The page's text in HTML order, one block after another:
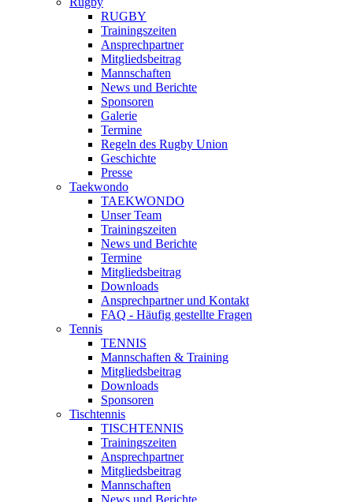
RUGBY
Trainingszeiten
Ansprechpartner
Mitgliedsbeitrag
Mannschaften
News und Berichte
Sponsoren
Galerie
Termine
Regeln des Rugby Union
Geschichte
Presse
Taekwondo
TAEKWONDO
Unser Team
Trainingszeiten
News und Berichte
Termine
Mitgliedsbeitrag
Downloads
Ansprechpartner und Kontakt
FAQ - Häufig gestellte Fragen
Tennis
TENNIS
Mannschaften & Training
Mitgliedsbeitrag
Downloads
Sponsoren
Tischtennis
TISCHTENNIS
Trainingszeiten
Ansprechpartner
Mitgliedsbeitrag
Mannschaften
News und Berichte